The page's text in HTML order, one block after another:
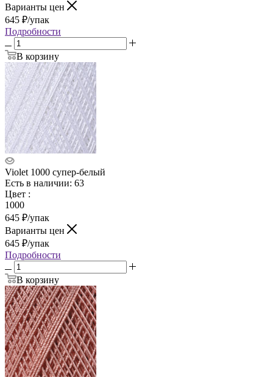
Варианты цен
645 ₽/упак
Подробности
В корзину
Violet 1000 супер-белый
Есть в наличии: 63
Цвет :
1000
645 ₽/упак
Варианты цен
645 ₽/упак
Подробности
В корзину